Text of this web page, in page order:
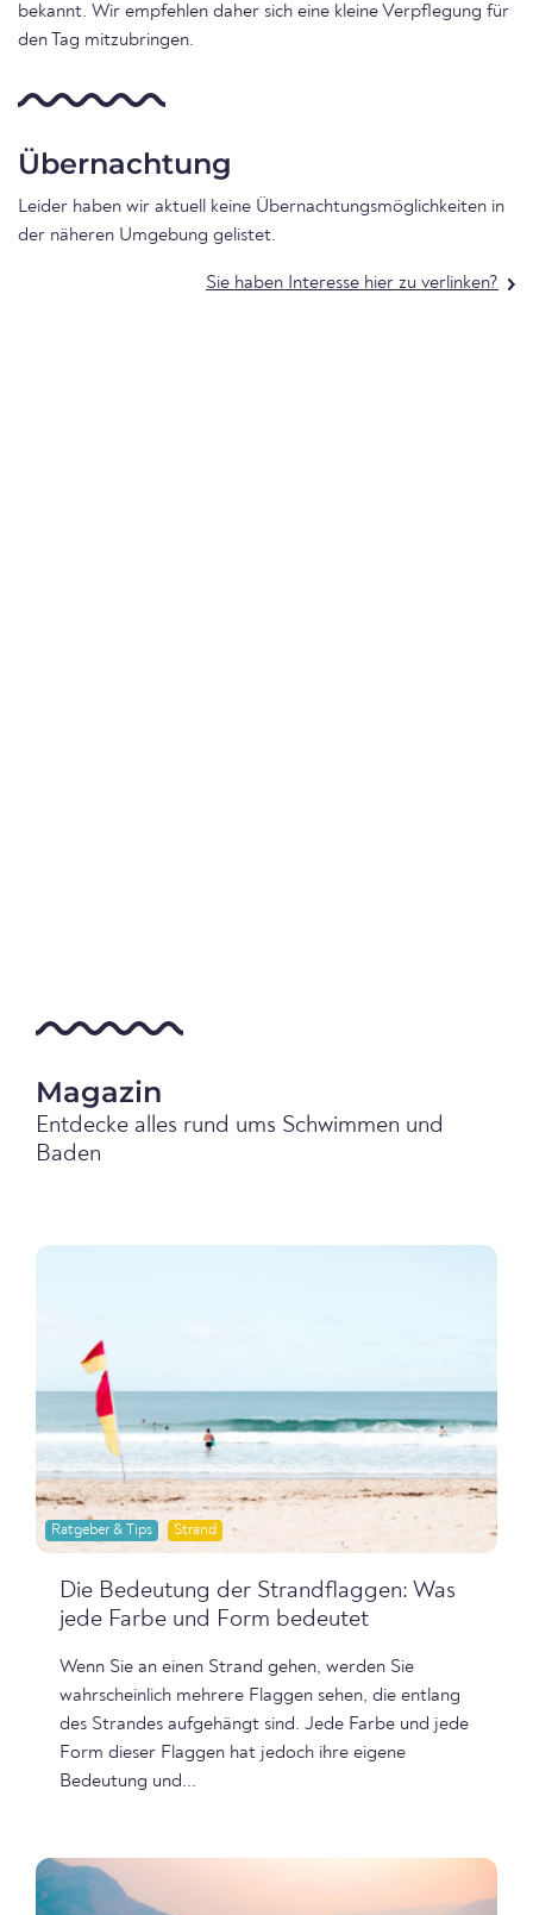
bekannt. Wir empfehlen daher sich eine kleine Verpflegung für
den Tag mitzubringen.
Übernachtung
Leider haben wir aktuell keine Übernachtungsmöglichkeiten in
der näheren Umgebung gelistet.
Sie haben Interesse hier zu verlinken?
Magazin
Entdecke alles rund ums Schwimmen und
Baden
Ratgeber & Tips Strand
Die Bedeutung der Strandflaggen: Was
jede Farbe und Form bedeutet
Wenn Sie an einen Strand gehen, werden Sie
wahrscheinlich mehrere Flaggen sehen, die entlang
des Strandes aufgehängt sind. Jede Farbe und jede
Form dieser Flaggen hat jedoch ihre eigene
Bedeutung und...